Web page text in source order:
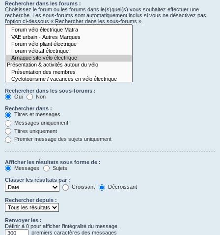
Rechercher dans les forums :
Choisissez le forum ou les forums dans le(s)quel(s) vous souhaitez effectuer une
recherche. Les sous-forums sont automatiquement inclus si vous ne désactivez pas
l’option ci-dessous « Rechercher dans les sous-forums ».
Rechercher dans les sous-forums :
Oui
Non
Rechercher dans :
Titres et messages
Messages uniquement
Titres uniquement
Premier message des sujets uniquement
Afficher les résultats sous forme de :
Messages
Sujets
Classer les résultats par :
Croissant
Décroissant
Rechercher depuis :
Renvoyer les :
Définir à 0 pour afficher l’intégralité du message.
premiers caractères des messages